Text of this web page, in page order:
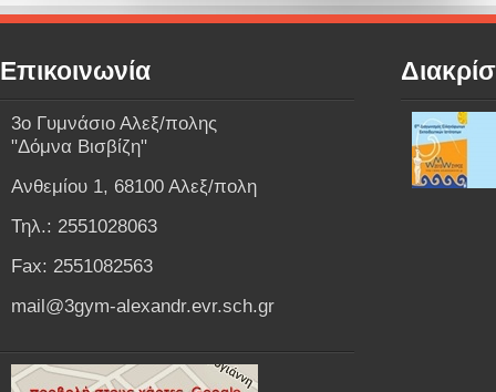
Επικοινωνία
3o Γυμνάσιο Αλεξ/πολης
"Δόμνα Βισβίζη"
Ανθεμίου 1, 68100 Αλεξ/πολη
Τηλ.: 2551028063
Fax: 2551082563
mail@3gym-alexandr.evr.sch.gr